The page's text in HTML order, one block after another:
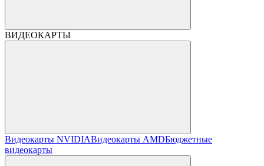
ВИДЕОКАРТЫ
Видеокарты NVIDIAВидеокарты AMDБюджетные
видеокарты